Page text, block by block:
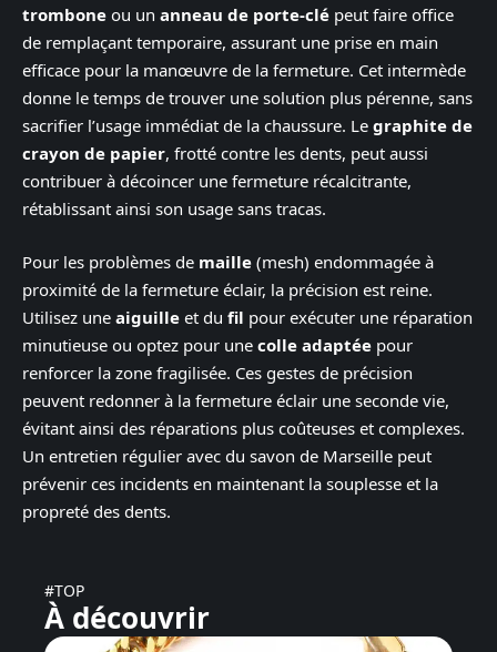
trombone ou un anneau de porte-clé peut faire office
de remplaçant temporaire, assurant une prise en main
efficace pour la manœuvre de la fermeture. Cet intermède
donne le temps de trouver une solution plus pérenne, sans
sacrifier l’usage immédiat de la chaussure. Le graphite de
crayon de papier, frotté contre les dents, peut aussi
contribuer à décoincer une fermeture récalcitrante,
rétablissant ainsi son usage sans tracas.
Pour les problèmes de maille (mesh) endommagée à
proximité de la fermeture éclair, la précision est reine.
Utilisez une aiguille et du fil pour exécuter une réparation
minutieuse ou optez pour une colle adaptée pour
renforcer la zone fragilisée. Ces gestes de précision
peuvent redonner à la fermeture éclair une seconde vie,
évitant ainsi des réparations plus coûteuses et complexes.
Un entretien régulier avec du savon de Marseille peut
prévenir ces incidents en maintenant la souplesse et la
propreté des dents.
#TOP
À découvrir